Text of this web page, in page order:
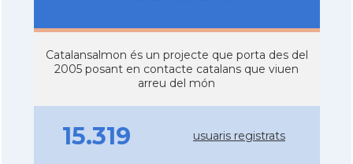
Catalansalmon és un projecte que porta des del
2005 posant en contacte catalans que viuen
arreu del món
15.319 usuaris registrats